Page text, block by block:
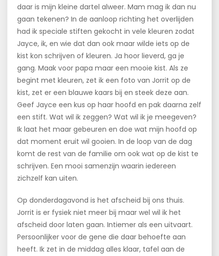
daar is mijn kleine dartel alweer. Mam mag ik dan nu
gaan tekenen? In de aanloop richting het overlijden
had ik speciale stiften gekocht in vele kleuren zodat
Jayce, ik, en wie dat dan ook maar wilde iets op de
kist kon schrijven of kleuren. Ja hoor lieverd, ga je
gang. Maak voor papa maar een mooie kist. Als ze
begint met kleuren, zet ik een foto van Jorrit op de
kist, zet er een blauwe kaars bij en steek deze aan.
Geef Jayce een kus op haar hoofd en pak daarna zelf
een stift. Wat wil ik zeggen? Wat wil ik je meegeven?
Ik laat het maar gebeuren en doe wat mijn hoofd op
dat moment eruit wil gooien. In de loop van de dag
komt de rest van de familie om ook wat op de kist te
schrijven. Een mooi samenzijn waarin iedereen
zichzelf kan uiten.
Op donderdagavond is het afscheid bij ons thuis.
Jorrit is er fysiek niet meer bij maar wel wil ik het
afscheid door laten gaan. Intiemer als een uitvaart.
Persoonlijker voor de gene die daar behoefte aan
heeft. Ik zet in de middag alles klaar, tafel aan de